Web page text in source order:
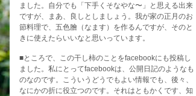
ました。自分でも「下手くそなやな〜」と思える出来
ですが、まあ、良しとしましょう。我が家の正月のお
節料理で、五色膾（なます）を作るんですが、そのと
きに使えたらいいなと思いっています。
■ところで、この干し柿のことをfacebookにも投稿し
ました。私にとってfacebookは、公開日記のようなも
のなのです。こういうどうでもよい情報でも、後々、
なにかの折に役立つのです。それはともかくです、知